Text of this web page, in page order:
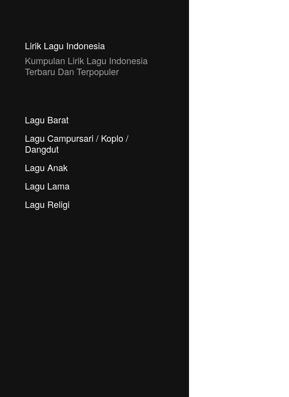
Lirik Lagu Indonesia
Kumpulan Lirik Lagu Indonesia
Terbaru Dan Terpopuler
Lagu Barat
Lagu Campursari / Koplo /
Dangdut
Lagu Anak
Lagu Lama
Lagu Religi